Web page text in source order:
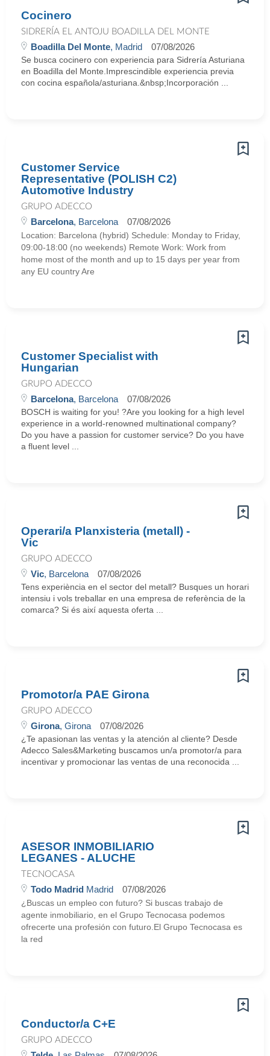
Cocinero
SIDRERÍA EL ANTOJU BOADILLA DEL MONTE
Boadilla Del Monte, Madrid 07/08/2026
Se busca cocinero con experiencia para Sidrería Asturiana
en Boadilla del Monte.Imprescindible experiencia previa
con cocina española/asturiana.&nbsp;Incorporación ...
Customer Service
Representative (POLISH C2)
Automotive Industry
GRUPO ADECCO
Barcelona, Barcelona 07/08/2026
Location: Barcelona (hybrid) Schedule: Monday to Friday,
09:00-18:00 (no weekends) Remote Work: Work from
home most of the month and up to 15 days per year from
any EU country Are
Customer Specialist with
Hungarian
GRUPO ADECCO
Barcelona, Barcelona 07/08/2026
BOSCH is waiting for you! ?Are you looking for a high level
experience in a world-renowned multinational company?
Do you have a passion for customer service? Do you have
a fluent level ...
Operari/a Planxisteria (metall) -
Vic
GRUPO ADECCO
Vic, Barcelona 07/08/2026
Tens experiència en el sector del metall? Busques un horari
intensiu i vols treballar en una empresa de referència de la
comarca? Si és així aquesta oferta ...
Promotor/a PAE Girona
GRUPO ADECCO
Girona, Girona 07/08/2026
¿Te apasionan las ventas y la atención al cliente? Desde
Adecco Sales&Marketing buscamos un/a promotor/a para
incentivar y promocionar las ventas de una reconocida ...
ASESOR INMOBILIARIO
LEGANES - ALUCHE
TECNOCASA
Todo Madrid Madrid 07/08/2026
¿Buscas un empleo con futuro? Si buscas trabajo de
agente inmobiliario, en el Grupo Tecnocasa podemos
ofrecerte una profesión con futuro.El Grupo Tecnocasa es
la red
Conductor/a C+E
GRUPO ADECCO